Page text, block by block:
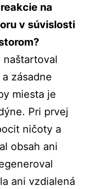
na
v súvislosti
zásadne
miesta je
Pri prvej
ničoty a
obsah ani
ani vzdialená